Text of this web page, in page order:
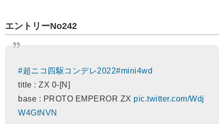
エントリーNo242
#超ニコ四駆コンデレ2022#mini4wd
title : ZX 0-[N]
base : PROTO EMPEROR ZX pic.twitter.com/Wdj
W4GtNVN